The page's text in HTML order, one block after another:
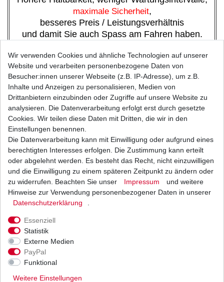
maximale Sicherheit,
besseres Preis / Leistungsverhältnis
und damit Sie auch Spass am Fahren haben.
Teilung:
530
Kettenlänge in Gliedern:
100
Typ
VX
Dichtringe:
X-Ring
Stärke:
verstärkt
Verschluss:
offen mit Nietschloss,
auf Anfrage ggf. auch
stahl,
auf Anfrage gegen Aufpreis
ggf. auch in gold schwarz
Ritzel: Zähne
18
Zahnkranz: Zähne
48
Nietschlösser bedürfen eines Spezialwerkzeuges,
wir empfehlen die Montage über eine
gesondert bestellt werden, sofern diese für die
angebotene Kette lieferbar sind.
Alternative Übersetzungen können zu einer
Preisänderung führen, darum können KEINE
Veränderungen nach Kauf mehr vorgenommen
Wir verwenden Cookies und ähnliche Technologien auf unserer
Website und verarbeiten personenbezogene Daten von
Besucher:innen unserer Webseite (z.B. IP-Adresse), um z.B.
Inhalte und Anzeigen zu personalisieren, Medien von
Drittanbietern einzubinden oder Zugriffe auf unsere Website zu
analysieren. Die Datenverarbeitung erfolgt erst durch gesetzte
Cookies. Wir teilen diese Daten mit Dritten, die wir in den
Einstellungen benennen.
Die Datenverarbeitung kann mit Einwilligung oder aufgrund eines
berechtigten Interesses erfolgen. Die Zustimmung kann erteilt
oder abgelehnt werden. Es besteht das Recht, nicht einzuwilligen
und die Einwilligung zu einem späteren Zeitpunkt zu ändern oder
zu widerrufen. Beachten Sie unser
Impressum
und weitere
Hinweise zur Verwendung personenbezogener Daten in unserer
Daten­schutz­erklärung
Essenziell
Statistik
Externe Medien
PayPal
Funktional
Weitere Einstellungen